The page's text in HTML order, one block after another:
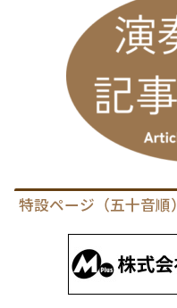
特設ページ（五十音順）